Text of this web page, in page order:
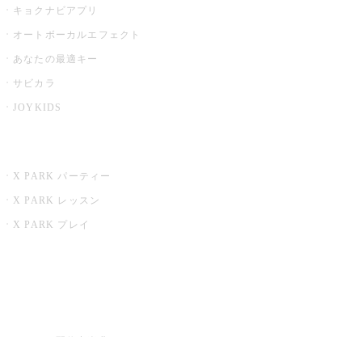
キョクナビアプリ
オートボーカルエフェクト
あなたの最適キー
サビカラ
JOYKIDS
X PARK パーティー
X PARK レッスン
X PARK プレイ